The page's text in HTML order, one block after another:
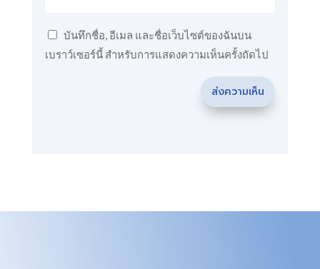
บันทึกชื่อ, อีเมล และชื่อเว็บไซต์ของฉันบน
เบราว์เซอร์นี้ สำหรับการแสดงความเห็นครั้งถัดไป
ส่งความเห็น